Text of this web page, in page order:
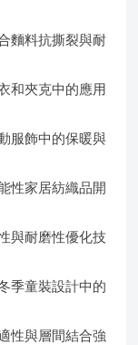
麵料抗撕裂與耐
和夾克中的應用
服飾中的保暖與
性家居紡織品開
與耐磨性優化技
季童裝設計中的
性與層間結合強